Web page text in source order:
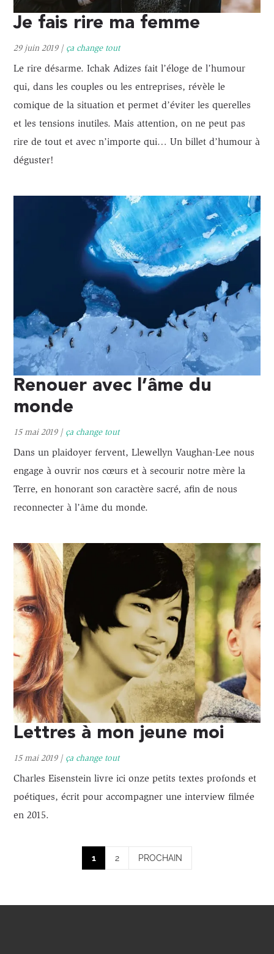
Je fais rire ma femme
29 juin 2019| ça change tout
Le rire désarme. Ichak Adizes fait l’éloge de l’humour
qui, dans les couples ou les entreprises, révèle le
comique de la situation et permet d’éviter les querelles
et les tensions inutiles. Mais attention, on ne peut pas
rire de tout et avec n’importe qui… Un billet d’humour à
déguster!
Renouer avec l’âme du
monde
15 mai 2019| ça change tout
Dans un plaidoyer fervent, Llewellyn Vaughan-Lee nous
engage à ouvrir nos cœurs et à secourir notre mère la
Terre, en honorant son caractère sacré, afin de nous
reconnecter à l’âme du monde.
Lettres à mon jeune moi
15 mai 2019| ça change tout
Charles Eisenstein livre ici onze petits textes profonds et
poétiques, écrit pour accompagner une interview filmée
en 2015.
1 2 PROCHAIN